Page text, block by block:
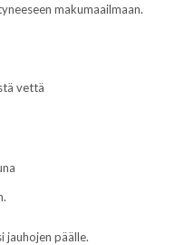
makumaailmaan.
vettä
jauhojen päälle.